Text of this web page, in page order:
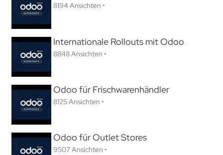
8194 Ansichten •
Internationale Rollouts mit Odoo
8848 Ansichten •
Odoo für Frischwarenhändler
8125 Ansichten •
Odoo für Outlet Stores
9507 Ansichten •